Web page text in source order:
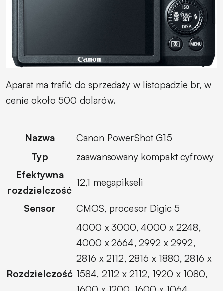
Aparat ma trafić do sprzedaży w listopadzie br, w
cenie około 500 dolarów.
Nazwa
Canon PowerShot G15
Typ
zaawansowany kompakt cyfrowy
Efektywna
rozdzielczość
12,1 megapikseli
Sensor CMOS, procesor Digic 5
Rozdzielczość
4000 x 3000, 4000 x 2248,
4000 x 2664, 2992 x 2992,
2816 x 2112, 2816 x 1880, 2816 x
1584, 2112 x 2112, 1920 x 1080,